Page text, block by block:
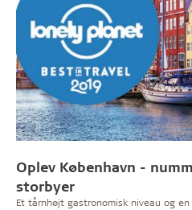
Oplev København -
storbyer
Et tårnhøjt gastronomisk niveau og